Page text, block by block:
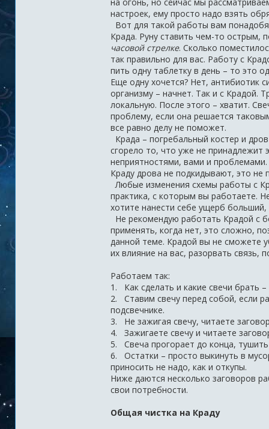
настроек, ему просто надо взять
Вот для такой работы вам
Крада. Руну ставить чем-то острым,
часовой стрелке. Сколько
так правильно для вас. Работу с
пить одну таблетку в день – то это
Еще одну хочется? Нет, антибиотик
организму – начнет. Так и с Крадой.
локальную. После этого – хватит.
проблему, если она решается
все равно делу не поможет.
Крада – погребальный костер и
сгорело то, что уже не принадлежит
неприятностями, вами и
Краду дрова не подкидывают, это не
Любые изменения схемы работы с
практика, с которым вы работаете.
хотите нанести себе ущерб
Не рекомендую работать Крадой с
применять, когда нет, это сложно,
данной теме. Крадой вы не сможете
их влияние на вас, разорвать связь,
Работаем так:
1. Как сделать и какие свечи брать
2. Ставим свечу перед собой, если
подсвечнике.
3. Не зажигая свечу, читаете
4. Зажигаете свечу и читаете
5. Свеча прогорает до конца,
6. Остатки – просто выкинуть в
приносить не надо, как и откупы.
Ниже даются несколько заговоров
свои потребности.
Общая чистка на Краду